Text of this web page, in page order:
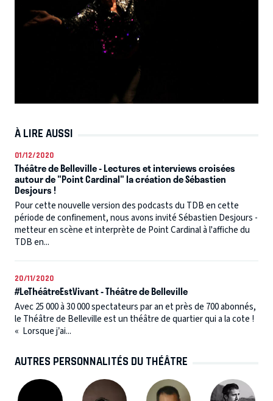
À LIRE AUSSI
01/12/2020
Théâtre de Belleville - Lectures et interviews croisées
autour de "Point Cardinal" la création de Sébastien
Desjours !
Pour cette nouvelle version des podcasts du TDB en cette
période de confinement, nous avons invité Sébastien Desjours -
metteur en scène et interprète de Point Cardinal à l'affiche du
TDB en...
20/11/2020
#LeThéâtreEstVivant - Théâtre de Belleville
Avec 25 000 à 30 000 spectateurs par an et près de 700 abonnés,
le Théâtre de Belleville est un théâtre de quartier qui a la cote !
« Lorsque j’ai...
AUTRES PERSONNALITÉS DU THÉÂTRE